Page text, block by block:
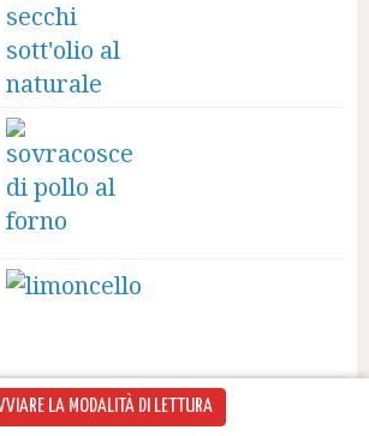
LA MODALITÀ DI LETTURA